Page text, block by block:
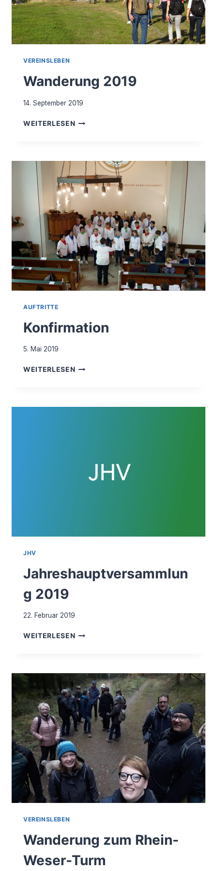
VEREINSLEBEN
Wanderung 2019
14. September 2019
WEITERLESENWANDERUNG
AUFTRITTE
Konfirmation
5. Mai 2019
WEITERLESENKONFIRMATION
JHV
Jahreshauptversammlun
g 2019
22. Februar 2019
WEITERLESENJAHRESHAUPTVERSAMMLUNG
VEREINSLEBEN
Wanderung zum Rhein-
Weser-Turm